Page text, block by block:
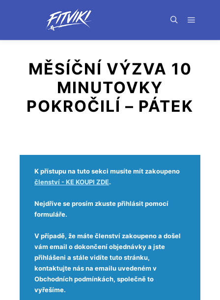
MĚSÍČNÍ VÝZVA 10
MINUTOVKY
POKROČILÍ – PÁTEK
K přístupu na tuto sekci musíte mít zakoupeno
členství - KE KOUPI ZDE.
Nejdříve se prosím zkuste přihlásit pomocí
formuláře.
V případě, že máte členství zakoupeno a došel
vám email o dokončení objednávky a jste
přihlášeni a stále vidíte tuto stránku,
kontaktujte nás na emailu uvedeném v
Obchodních podmínkách, společně to
vyřešíme.